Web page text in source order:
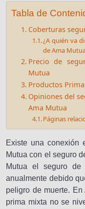
Tabla de
Coberturas
¿A quién va
de Ama
Precio de
Mutua
Productos
Opiniones del
Ama Mutua
Páginas
Existe una conexión
Mutua con el seguro
Mutua el seguro
anualmente debido
peligro de muerte.
prima mixta no se